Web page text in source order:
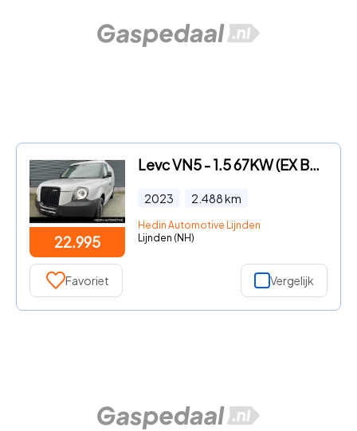
22.995
Levc VN5 - 1.5 67KW (EX BTW) | Hybride met 100 km Elektrisch bereik | C
2023 2.488km
Hedin Automotive Lijnden
Lijnden (NH)
Favoriet Vergelijk